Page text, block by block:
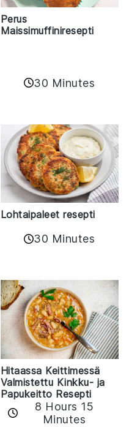
Perus
Maissimuffiniresepti
30 Minutes
Lohtaipaleet resepti
30 Minutes
Hitaassa Keittimessä
Valmistettu Kinkku- ja
Papukeitto Resepti
8 Hours 15
Minutes